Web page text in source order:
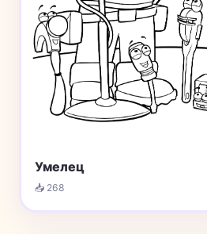
Умелец
📥 268